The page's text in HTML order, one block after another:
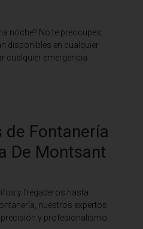
noche? No te preocupes,
disponibles en cualquier
cualquier emergencia
de Fontanería
De Montsant
y fregaderos hasta
nuestros expertos
y profesionalismo.